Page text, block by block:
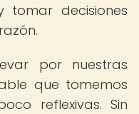
tomar decisiones
por nuestras
que tomemos
reflexivas. Sin